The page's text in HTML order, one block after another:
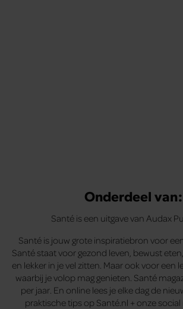
Onderdeel van:
Santé is een uitgave van Audax
Santé is jouw grote inspiratiebron voor
Santé staat voor gezond leven, bewust
en lekker in je vel zitten. Maar ook voor een
waarbij je volop mag genieten. Santé
per jaar. En online lees je elke dag de
praktische tips op Santé.nl + onze social